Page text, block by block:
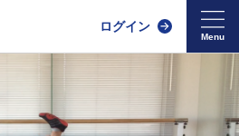
ログイン